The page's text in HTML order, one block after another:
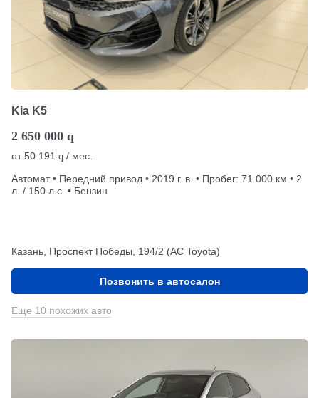
Kia K5
2 650 000 q
от50 191 q / мес.
Автомат • Передний привод • 2019 г. в. • Пробег: 71 000 км • 2
л. / 150 л.с. • Бензин
Казань, Проспект Победы, 194/2 (АС Toyota)
Позвонить в автосалон
Еще 10 похожих авто